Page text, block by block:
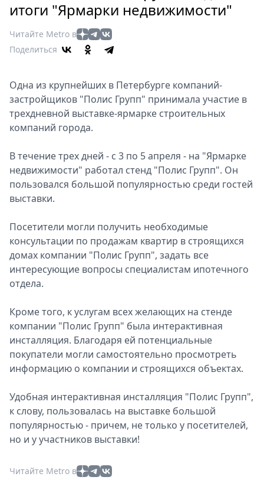
Россия
Мир
Здоровье
Туризм
Мода
Театр
Кино
Книги
Выставки
О
Metro
Спецпроекты
2026
Скачай
Metro
итоги "Ярмарки недвижимости"
Читайте Metro в
Поделиться
Одна из крупнейших в Петербурге компаний-
застройщиков "Полис Групп" принимала участие в
трехдневной выставке-ярмарке строительных
компаний города.
В течение трех дней - с 3 по 5 апреля - на "Ярмарке
недвижимости" работал стенд "Полис Групп". Он
пользовался большой популярностью среди гостей
выставки.
Посетители могли получить необходимые
консультации по продажам квартир в строящихся
домах компании "Полис Групп", задать все
интересующие вопросы специалистам ипотечного
отдела.
Кроме того, к услугам всех желающих на стенде
компании "Полис Групп" была интерактивная
инсталляция. Благодаря ей потенциальные
покупатели могли самостоятельно просмотреть
информацию о компании и строящихся объектах.
Удобная интерактивная инсталляция "Полис Групп",
к слову, пользовалась на выставке большой
популярностью - причем, не только у посетителей,
но и у участников выставки!
Читайте Metro в